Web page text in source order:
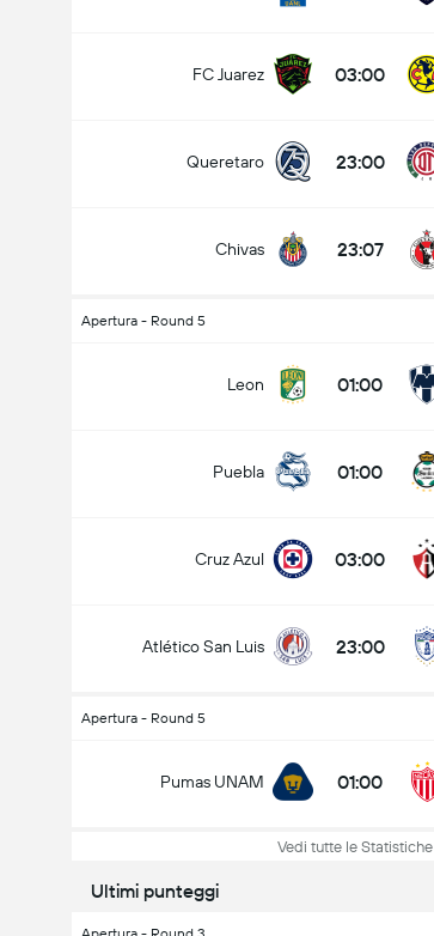
FC Juarez 03:00
Queretaro 23:00
Chivas 23:07
Apertura - Round 5
Leon 01:00
Puebla 01:00
Cruz Azul 03:00
Atlético San Luis 23:00
Apertura - Round 5
Pumas UNAM 01:00
Vedi tutte le Statistiche
Ultimi punteggi